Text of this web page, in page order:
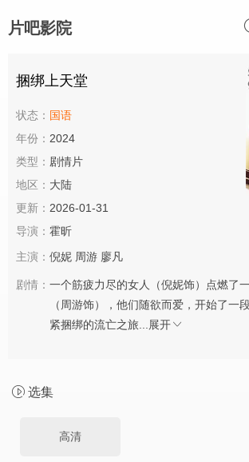
片吧影院
捆绑上天堂
状态： 国语
年份： 2024
类型： 剧情片
地区： 大陆
更新： 2026-01-31
导演： 霍昕
主演： 倪妮 周游 廖凡
剧情： 一个筋疲力尽的女人（倪妮饰）点燃了
（周游饰），他们随欲而爱，开始了一
紧捆绑的流亡之旅...
展开
选集
高清